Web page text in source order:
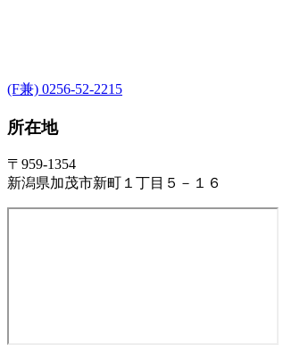
(F兼) 0256-52-2215
所在地
〒959-1354
新潟県加茂市新町１丁目５－１６